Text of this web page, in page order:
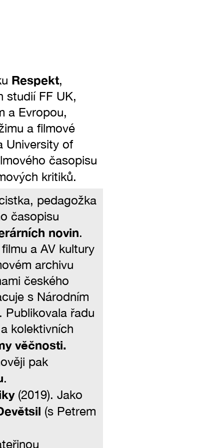
Respekt,
studií FF UK,
a Evropou,
a filmové
University of
časopisu
kritiků.
pedagožka
časopisu
novin.
a AV kultury
archivu
českého
s Národním
Publikovala řadu
kolektivních
věčnosti.
pak
.
(2019). Jako
(s Petrem